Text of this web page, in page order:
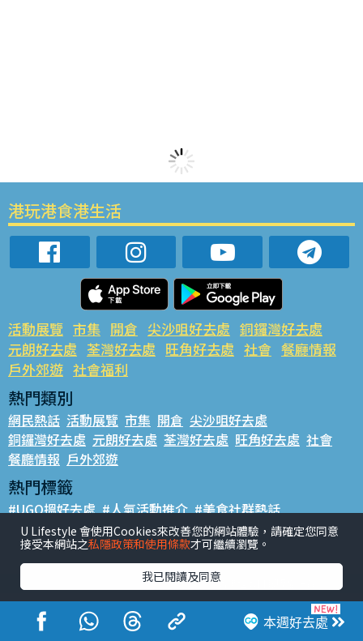
本週好去處
港玩港食港生活
活動展覽 市集 開倉 尖沙咀好去處 銅鑼灣好去處
元朗好去處 荃灣好去處 旺角好去處 社會 餐廳情報
戶外郊遊 社會福利
熱門類別
網民熱話 活動展覽 市集 開倉 尖沙咀好去處
銅鑼灣好去處 元朗好去處 荃灣好去處 旺角好去處 社會
餐廳情報 戶外郊遊
熱門標籤
#UGO搵好去處 #人氣活動推介 #美食社群熱話
#親子玩樂好去處 #ULifestyle應用程式 #限時搶
#UJetso禮物放送 #ULifestyle商戶中心 #著數
香港經濟日報版權所有©2026
U Lifestyle 會使用Cookies來改善您的網站體驗，請確定您同意
接受本網站之私隱政策和使用條款才可繼續瀏覽。
我已閱讀及同意